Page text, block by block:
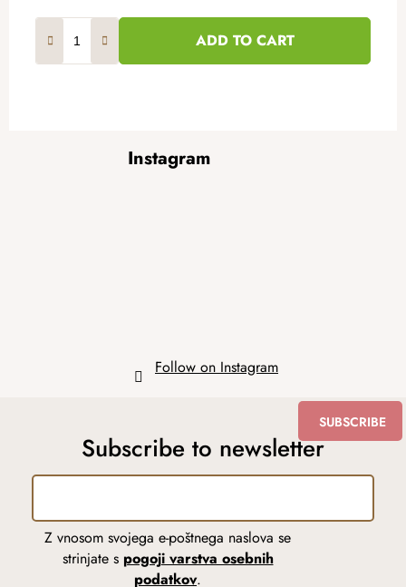
ADD TO CART
Instagram
Follow on Instagram
Subscribe to newsletter
Z vnosom svojega e-poštnega naslova se
strinjate s pogoji varstva osebnih
podatkov.
SUBSCRIBE